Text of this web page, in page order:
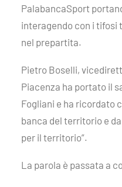
PalabancaSport
interagendo con i tifosi
nel prepartita.
Pietro Boselli,
Piacenza ha portato il
Fogliani e ha ricordato
banca del territorio e
per il territorio”.
La parola è passata a